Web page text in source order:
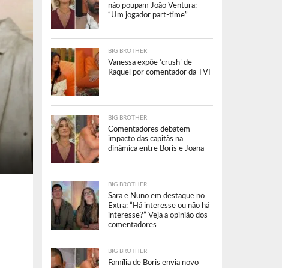
não poupam João Ventura:
“Um jogador part-time”
BIG BROTHER
Vanessa expõe ‘crush’ de
Raquel por comentador da TVI
BIG BROTHER
Comentadores debatem
impacto das capitãs na
dinâmica entre Boris e Joana
BIG BROTHER
Sara e Nuno em destaque no
Extra: “Há interesse ou não há
interesse?” Veja a opinião dos
comentadores
BIG BROTHER
Família de Boris envia novo